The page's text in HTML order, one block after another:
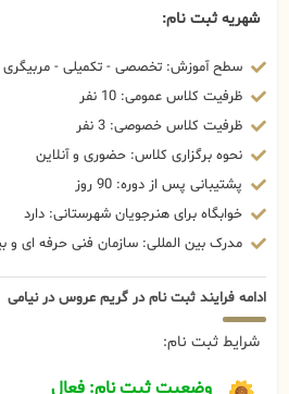
شهریه ثبت نام:
سطح آموزش: تخصصی - تکمیلی - مربیگری
ظرفیت کلاس عمومی: 10 نفر
ظرفیت کلاس خصوصی: 3 نفر
نحوه برگزاری کلاس: حضوری و آنلاین
پشتیبانی پس از دوره: 90 روز
خوابگاه برای هنرجویان شهرستانی: دارد
مدرک بین المللی: سازمان فنی حرفه ای و
ادامه فرایند ثبت نام در گریم عروس در نیامی
شرایط ثبت نام:
وضعیت ثبت نام: فعال